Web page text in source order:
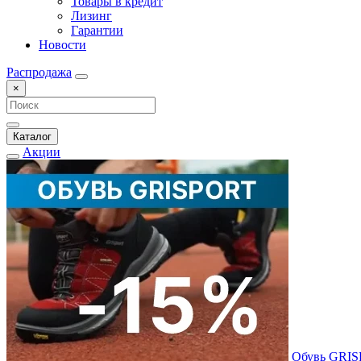
Лизинг
Гарантии
Новости
Распродажа
×
Каталог
Акции
Обувь